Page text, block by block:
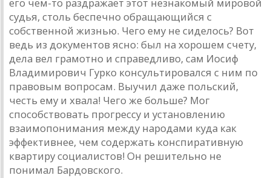
его чем-то раздражает этот незнакомый мировой
судья, столь беспечно обращающийся с
собственной жизнью. Чего ему не сиделось? Вот
ведь из документов ясно: был на хорошем счету,
дела вел грамотно и справедливо, сам Иосиф
Владимирович Гурко консультировался с ним по
правовым вопросам. Выучил даже польский,
честь ему и хвала! Чего же больше? Мог
способствовать прогрессу и установлению
взаимопонимания между народами куда как
эффективнее, чем содержать конспиративную
квартиру социалистов! Он решительно не
понимал Бардовского.